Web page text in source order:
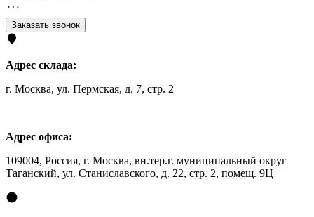
Заказать звонок
Адрес склада:
г. Москва, ул. Пермская, д. 7, стр. 2
Адрес офиса:
109004, Россия, г. Москва, вн.тер.г. муниципальный округ
Таганский, ул. Станиславского, д. 22, стр. 2, помещ. 9Ц